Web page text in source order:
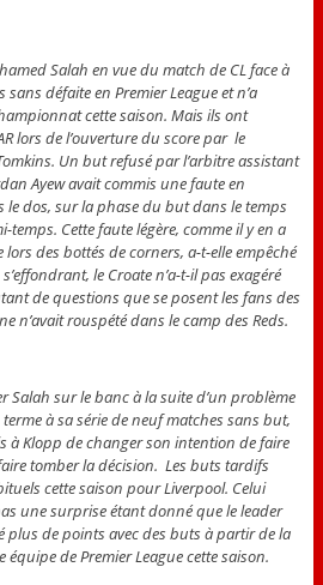
Salah en vue du match de CL face à
défaite en Premier League et n’a
cette saison. Mais ils ont
lors de l’ouverture du score par le
Un but refusé par l’arbitre assistant
Ayew avait commis une faute en
le dos, sur la phase du but dans le temps
Cette faute légère, comme il y en a
des bottés de corners, a-t-elle empêché
le Croate n’a-t-il pas exagéré
de questions que se posent les fans des
n’avait rouspété dans le camp des Reds.
Salah sur le banc à la suite d’un problème
à sa série de neuf matches sans but,
à Klopp de changer son intention de faire
tomber la décision. Les buts tardifs
cette saison pour Liverpool. Celui
une surprise étant donné que le leader
de points avec des buts à partir de la
de Premier League cette saison.